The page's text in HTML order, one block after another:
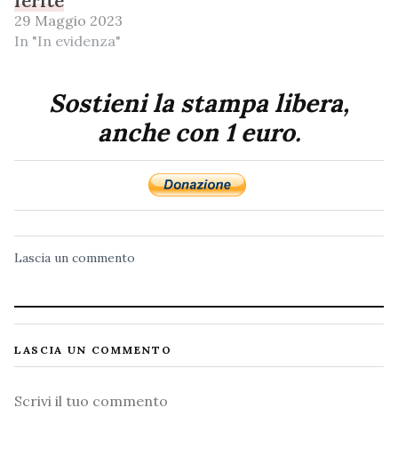
29 Maggio 2023
In "In evidenza"
Sostieni la stampa libera,
anche con 1 euro.
Lascia un commento
LASCIA UN COMMENTO
Commento